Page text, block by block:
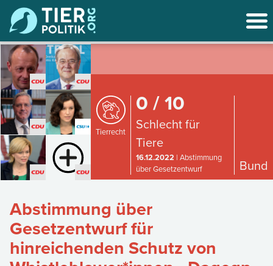
Tierrecht
0 / 10
Schlecht für
Tiere
16.12.2022 | Abstimmung
über Gesetzentwurf
Bund
Abstimmung über
Gesetzentwurf für
hinreichenden Schutz von